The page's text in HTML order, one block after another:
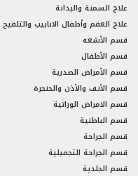
علاج السمنة والبدانة
علاج العقم وأطفال الانابيب
قسم الأشعه
قسم الأطفال
قسم الأمراض الصدرية
قسم الأنف والأذن والحنجرة
قسم الامراض الوراثية
قسم الباطنية
قسم الجراحة
قسم الجراحة التجميلية
قسم الجلدية